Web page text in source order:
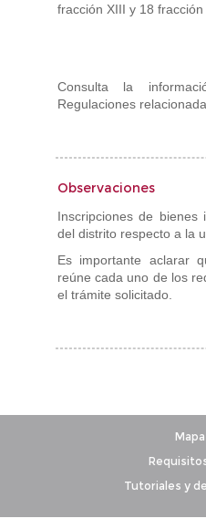
fracción XIII y 18 fracción
Consulta la
Regulaciones
Observaciones
Inscripciones de bienes
del distrito respecto a la
Es importante aclarar
reúne cada uno de los
el trámite solicitado.
Tutoriales y